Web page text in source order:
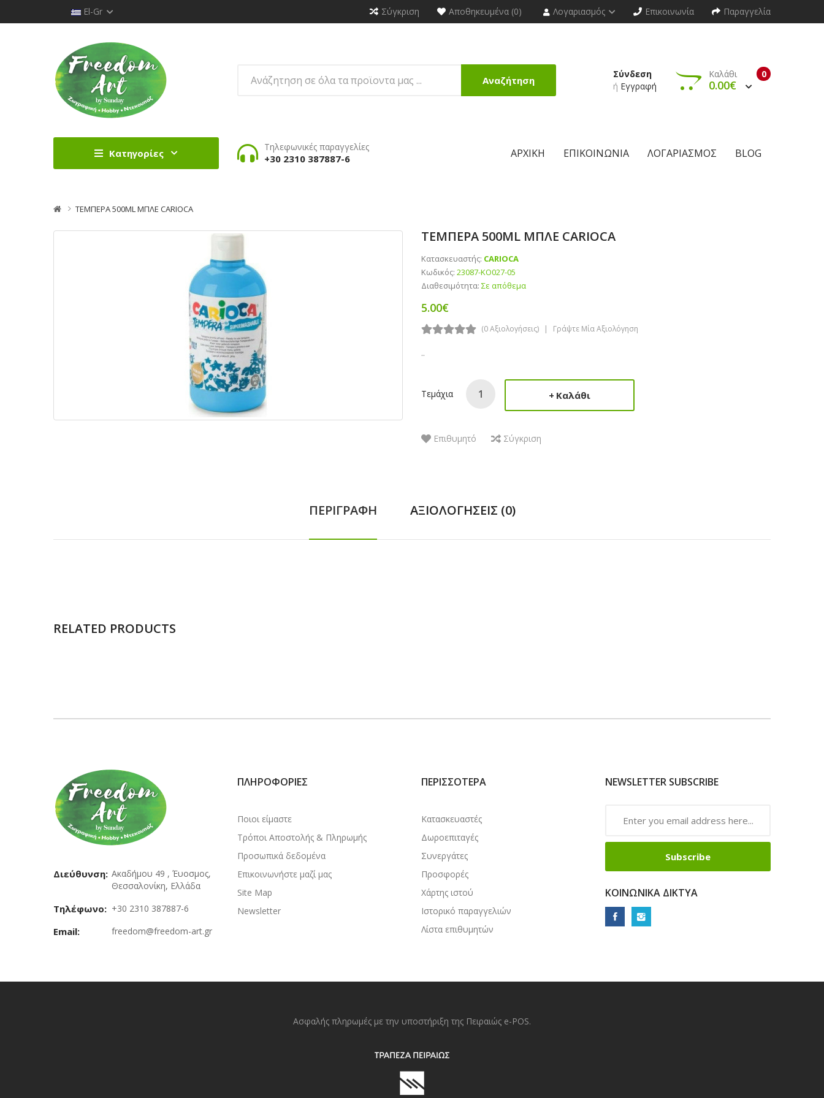
El-Gr Σύγκριση Αποθηκευμένα (0) Λογαριασμός Επικοινωνία Παραγγελία
Σύνδεση
ή Εγγραφή
0
Καλάθι
0.00€
Αναζήτηση
Κατηγορίες
Τηλεφωνικές παραγγελίες
+30 2310 387887-6 ΑΡΧΙΚΉ ΕΠΙΚΟΙΝΩΝΊΑ ΛΟΓΑΡΙΑΣΜΌΣ BLOG
ΤΕΜΠΕΡΑ 500ML ΜΠΛΕ CARIOCA
ΤΕΜΠΕΡΑ 500ML ΜΠΛΕ CARIOCA
Κατασκευαστής: CARIOCA
Κωδικός: 23087-ΚΟ027-05
Διαθεσιμότητα: Σε απόθεμα
5.00€
(0 Αξιολογήσεις) Γράψτε Μία Αξιολόγηση
..
Τεμάχια Καλάθι
Επιθυμητό Σύγκριση
ΠΕΡΙΓΡΑΦΉ ΑΞΙΟΛΟΓΉΣΕΙΣ (0)
RELATED PRODUCTS
Διεύθυνση: Ακαδήμου 49 , Έυοσμος,
Θεσσαλονίκη, Ελλάδα
Τηλέφωνο: +30 2310 387887-6
Email: freedom@freedom-art.gr
ΠΛΗΡΟΦΟΡΊΕΣ
Ποιοι είμαστε
Τρόποι Αποστολής & Πληρωμής
Προσωπικά δεδομένα
Επικοινωνήστε μαζί μας
Site Map
Newsletter
ΠΕΡΙΣΣΌΤΕΡΑ
Κατασκευαστές
Δωροεπιταγές
Συνεργάτες
Προσφορές
Χάρτης ιστού
Ιστορικό παραγγελιών
Λίστα επιθυμητών
NEWSLETTER SUBSCRIBE
Subscribe
ΚΟΙΝΩΝΙΚΆ ΔΊΚΤΥΑ
Ασφαλής πληρωμές με την υποστήριξη της Πειραιώς e-POS.